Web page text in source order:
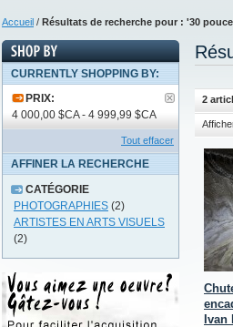
Accueil / Résultats de recherche pour : '30
2
Ivan
CURRENTLY SHOPPING BY:
PRIX:
4 000,00 $CA - 4 999,99 $CA
Tout effacer
AFFINER LA RECHERCHE
CATÉGORIE
PHOTOGRAPHIES (2)
ARTISTES EN ARTS VISUELS
(2)